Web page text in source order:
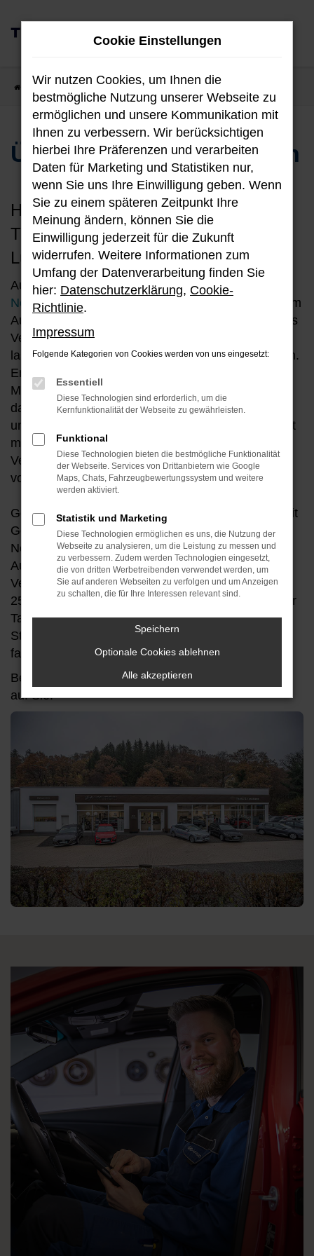
Zum
Hauptinhalt
Über uns
Über Theiss & Cossmann
Herzlich Willkommen beim Autohaus
Theiss & Cossmann GmbH in
Lüdenscheid
Autokauf ist Vertrauenssache, egal ob im
Neuwagen- oder
bereich. Wir vom
Autohaus Theiss & Cossmann wollen genau dieses
Vertrauen rechtfertigen. Besuchen Sie uns und
lassen Sie sich zu allen Fragen ausführlich beraten.
Entdecken Sie vor Ort unsere vorrätige
Modellpalette oder finden Sie gemeinsam mit uns
das für Sie passende Fahrzeug. Wir verstehen
unseren Service als Partnerschaft, die für uns nicht
mit dem Unterzeichnen des Kaufvertrags endet.
Verlassen Sie sich auf eine ausführliche Beratung,
vor, während und nach Ihrem Autokauf.
Gegründet 1985 beschäftigten wir uns zunächst mit
Gebrauchtwagen und dem Import von
Neufahrzeugen. Über den Vertrieb diverser
Automarken sind wir seit: 1993 HYUNDAI
Vertragshändler Im August 2018 hatten wir unser
25-jähriges Jubiläum mit der Marke Hyundai an der
Talstr. 140. Am 01.06.2019 wurde der Betrieb von
Stephan Kann übernommen, der den Betrieb
familiär weiterführt.
Besuchen Sie uns in Lüdenscheid, wir freuen uns
auf Sie!
Cookie Einstellungen
Wir nutzen Cookies, um Ihnen die
bestmögliche Nutzung unserer Webseite zu
ermöglichen und unsere Kommunikation mit
Ihnen zu verbessern. Wir berücksichtigen
hierbei Ihre Präferenzen und verarbeiten
Daten für Marketing und Statistiken nur,
wenn Sie uns Ihre Einwilligung geben. Wenn
Sie zu einem späteren Zeitpunkt Ihre
Meinung ändern, können Sie die
Einwilligung jederzeit für die Zukunft
widerrufen. Weitere Informationen zum
Umfang der Datenverarbeitung finden Sie
hier: Datenschutzerklärung, Cookie-
Richtlinie.
Impressum
Folgende Kategorien von Cookies werden von uns eingesetzt:
Essentiell
Diese Technologien sind erforderlich, um die
Kernfunktionalität der Webseite zu gewährleisten.
Funktional
Diese Technologien bieten die bestmögliche Funktionalität
der Webseite. Services von Drittanbietern wie Google
Maps, Chats, Fahrzeugbewertungssystem und weitere
werden aktiviert.
Statistik und Marketing
Diese Technologien ermöglichen es uns, die Nutzung der
Webseite zu analysieren, um die Leistung zu messen und
zu verbessern. Zudem werden Technologien eingesetzt,
die von dritten Werbetreibenden verwendet werden, um
Sie auf anderen Webseiten zu verfolgen und um Anzeigen
zu schalten, die für Ihre Interessen relevant sind.
Speichern
Optionale Cookies ablehnen
Alle akzeptieren